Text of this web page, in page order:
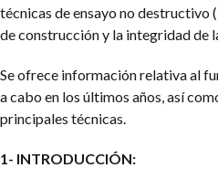
técnicas de ensayo no destructivo
de construcción y la integridad de
Se ofrece información relativa al
a cabo en los últimos años, así
principales técnicas.
1- INTRODUCCIÓN: